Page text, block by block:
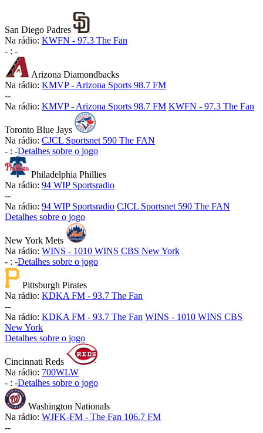
San Diego Padres
Na rádio: KWFN - 97.3 The Fan
- : -
Arizona Diamondbacks
Na rádio: KMVP - Arizona Sports 98.7 FM
--
Na rádio: KMVP - Arizona Sports 98.7 FM KWFN - 97.3 The Fan
Toronto Blue Jays
Na rádio: CJCL Sportsnet 590 The FAN
- : -Detalhes sobre o jogo
Philadelphia Phillies
Na rádio: 94 WIP Sportsradio
--
Na rádio: 94 WIP Sportsradio CJCL Sportsnet 590 The FAN
Detalhes sobre o jogo
New York Mets
Na rádio: WINS - 1010 WINS CBS New York
- : -Detalhes sobre o jogo
Pittsburgh Pirates
Na rádio: KDKA FM - 93.7 The Fan
--
Na rádio: KDKA FM - 93.7 The Fan WINS - 1010 WINS CBS
New York
Detalhes sobre o jogo
Cincinnati Reds
Na rádio: 700WLW
- : -Detalhes sobre o jogo
Washington Nationals
Na rádio: WJFK-FM - The Fan 106.7 FM
--